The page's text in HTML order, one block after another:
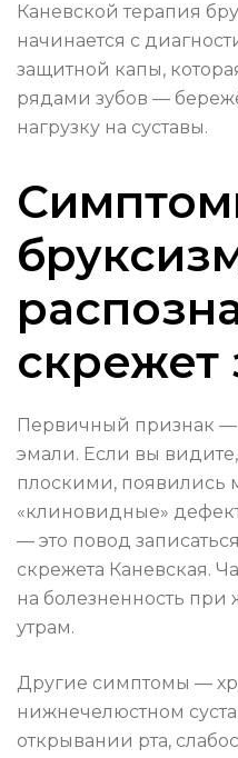
Каневской терапия
начинается с
защитной капы,
рядами зубов —
нагрузку на суставы.
скрежет
Первичный признак —
эмали. Если вы видите,
плоскими, появились
«клиновидные»
— это повод
скрежета Каневская.
на болезненность
утрам.
Другие симптомы —
нижнечелюстном
открывании рта,